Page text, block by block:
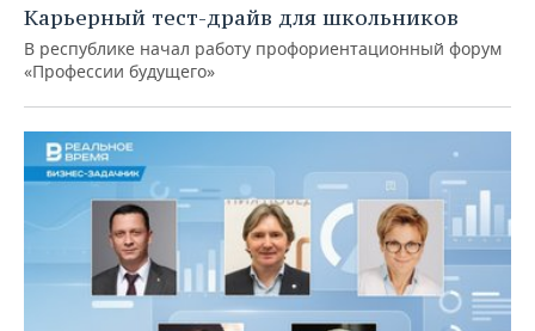
Карьерный тест-драйв для школьников
В республике начал работу профориентационный форум
«Профессии будущего»